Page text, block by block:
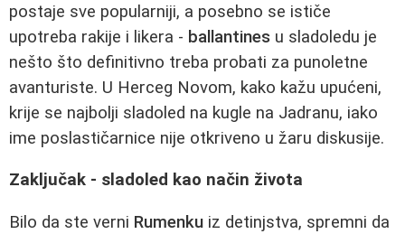
postaje sve popularniji, a posebno se ističe
upotreba rakije i likera - ballantines u sladoledu je
nešto što definitivno treba probati za punoletne
avanturiste. U Herceg Novom, kako kažu upućeni,
krije se najbolji sladoled na kugle na Jadranu, iako
ime poslastičarnice nije otkriveno u žaru diskusije.
Zaključak - sladoled kao način života
Bilo da ste verni Rumenku iz detinjstva, spremni da